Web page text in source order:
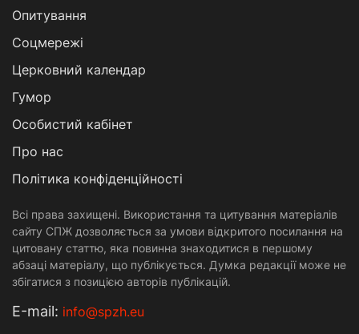
Опитування
Соцмережі
Церковний календар
Гумор
Особистий кабінет
Про нас
Політика конфіденційності
Всі права захищені. Використання та цитування матеріалів
сайту СПЖ дозволяється за умови відкритого посилання на
цитовану статтю, яка повинна знаходитися в першому
абзаці матеріалу, що публікується. Думка редакції може не
збігатися з позицією авторів публікацій.
Е-mail: info@spzh.eu